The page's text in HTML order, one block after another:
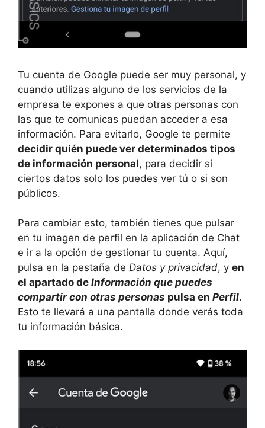
Tu cuenta de Google puede ser muy personal, y
cuando utilizas alguno de los servicios de la
empresa te expones a que otras personas con
las que te comunicas puedan acceder a esa
información. Para evitarlo, Google te permite
decidir quién puede ver determinados tipos
de información personal, para decidir si
ciertos datos solo los puedes ver tú o si son
públicos.
Para cambiar esto, también tienes que pulsar
en tu imagen de perfil en la aplicación de Chat
e ir a la opción de gestionar tu cuenta. Aquí,
pulsa en la pestaña de Datos y privacidad, y en
el apartado de Información que puedes
compartir con otras personas pulsa en Perfil.
Esto te llevará a una pantalla donde verás toda
tu información básica.